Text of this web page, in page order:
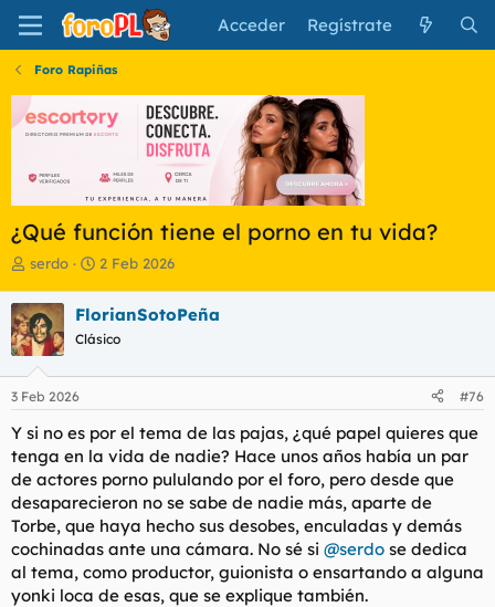
Acceder Regístrate
Foro Rapiñas
¿Qué función tiene el porno en tu vida?
I
i
c
i
a
d
o
d
e
l
t
e
m
a
serdo
F
h
a
e
i
c
o
2 Feb 2026
FlorianSotoPeña
Clásico
3 Feb 2026 #76
Y si no es por el tema de las pajas, ¿qué papel quieres que
tenga en la vida de nadie? Hace unos años había un par
de actores porno pululando por el foro, pero desde que
desaparecieron no se sabe de nadie más, aparte de
Torbe, que haya hecho sus desobes, enculadas y demás
cochinadas ante una cámara. No sé si @serdo se dedica
al tema, como productor, guionista o ensartando a alguna
yonki loca de esas, que se explique también.